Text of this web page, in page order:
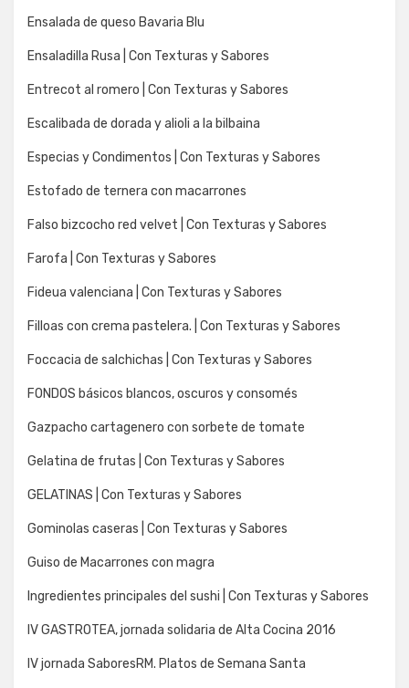
Ensalada de queso Bavaria Blu
Ensaladilla Rusa | Con Texturas y Sabores
Entrecot al romero | Con Texturas y Sabores
Escalibada de dorada y alioli a la bilbaina
Especias y Condimentos | Con Texturas y Sabores
Estofado de ternera con macarrones
Falso bizcocho red velvet | Con Texturas y Sabores
Farofa | Con Texturas y Sabores
Fideua valenciana | Con Texturas y Sabores
Filloas con crema pastelera. | Con Texturas y Sabores
Foccacia de salchichas | Con Texturas y Sabores
FONDOS básicos blancos, oscuros y consomés
Gazpacho cartagenero con sorbete de tomate
Gelatina de frutas | Con Texturas y Sabores
GELATINAS | Con Texturas y Sabores
Gominolas caseras | Con Texturas y Sabores
Guiso de Macarrones con magra
Ingredientes principales del sushi | Con Texturas y Sabores
IV GASTROTEA, jornada solidaria de Alta Cocina 2016
IV jornada SaboresRM. Platos de Semana Santa